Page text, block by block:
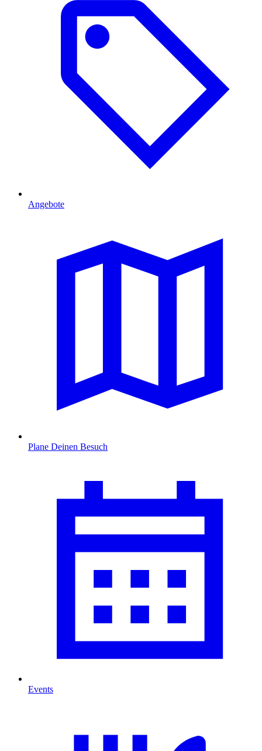
Angebote
Plane Deinen Besuch
Events